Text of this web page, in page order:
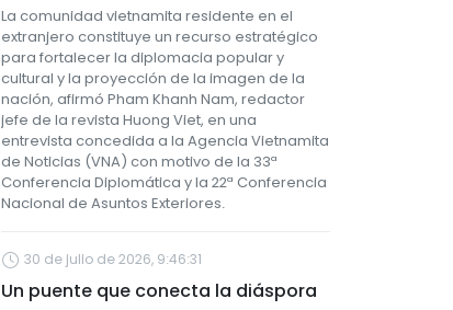
La comunidad vietnamita residente en el
extranjero constituye un recurso estratégico
para fortalecer la diplomacia popular y
cultural y la proyección de la imagen de la
nación, afirmó Pham Khanh Nam, redactor
jefe de la revista Huong Viet, en una
entrevista concedida a la Agencia Vietnamita
de Noticias (VNA) con motivo de la 33ª
Conferencia Diplomática y la 22ª Conferencia
Nacional de Asuntos Exteriores.
30 de julio de 2026, 9:46:31
Un puente que conecta la diáspora